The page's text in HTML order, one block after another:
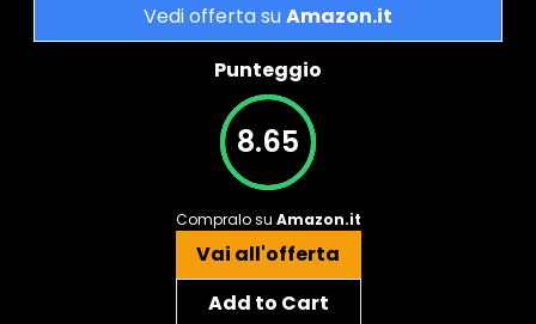
Vedi offerta suAmazon.it
Punteggio
8.65
Compralo su Amazon.it
Vai all'offerta
Add to Cart